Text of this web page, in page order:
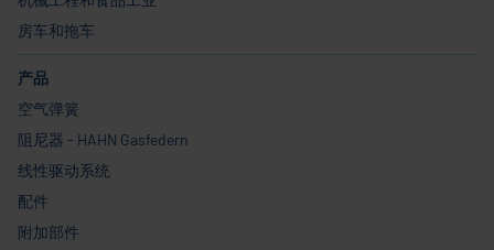
房车和拖车
产品
空气弹簧
阻尼器 - HAHN Gasfedern
线性驱动系统
配件
附加部件